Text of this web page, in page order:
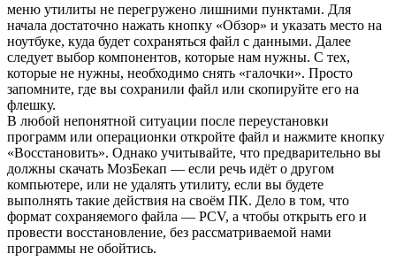
меню утилиты не перегружено лишними пунктами. Для
начала достаточно нажать кнопку «Обзор» и указать место на
ноутбуке, куда будет сохраняться файл с данными. Далее
следует выбор компонентов, которые нам нужны. С тех,
которые не нужны, необходимо снять «галочки». Просто
запомните, где вы сохранили файл или скопируйте его на
флешку.
В любой непонятной ситуации после переустановки
программ или операционки откройте файл и нажмите кнопку
«Восстановить». Однако учитывайте, что предварительно вы
должны скачать МозБекап — если речь идёт о другом
компьютере, или не удалять утилиту, если вы будете
выполнять такие действия на своём ПК. Дело в том, что
формат сохраняемого файла — PCV, а чтобы открыть его и
провести восстановление, без рассматриваемой нами
программы не обойтись.